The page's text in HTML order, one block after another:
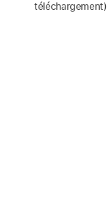
téléchargement)